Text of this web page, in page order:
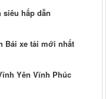
siêu hấp dẫn
Bái xe tải mới nhất
Yên Vĩnh Phúc